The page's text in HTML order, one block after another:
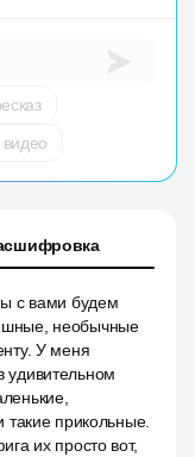
с вами будем
необычные
У меня
удивительном
такие прикольные.
их просто вот,